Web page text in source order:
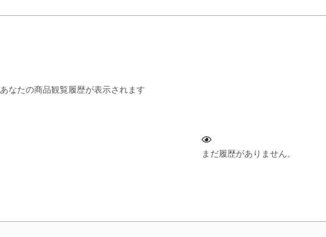
あなたの商品観覧履歴が表示されます
まだ履歴がありません。